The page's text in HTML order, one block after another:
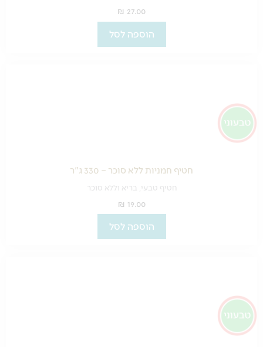
₪ 27.00
הוספה לסל
חטיף חמניות ללא סוכר – 330 ג"ר
חטיף טבעי, בריא וללא סוכר
₪ 19.00
הוספה לסל